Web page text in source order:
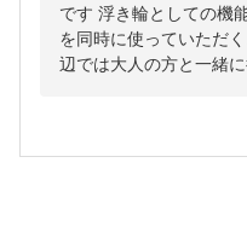
です 浮き輪としての機
を同時に使っていただ
辺では大人の方と一緒